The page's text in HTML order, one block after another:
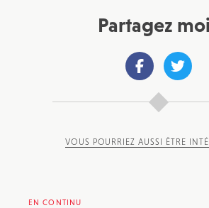
Partagez
VOUS POURRIEZ AUSSI ÊTRE
EN CONTINU